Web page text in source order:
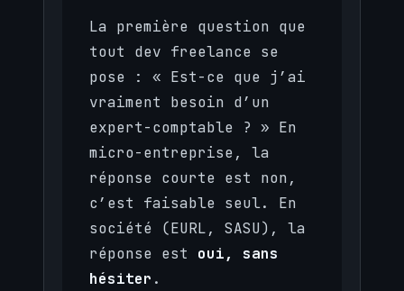
La première question que
tout dev freelance se
pose : « Est-ce que j’ai
vraiment besoin d’un
expert-comptable ? » En
micro-entreprise, la
réponse courte est non,
c’est faisable seul. En
société (EURL, SASU), la
réponse est oui, sans
hésiter .